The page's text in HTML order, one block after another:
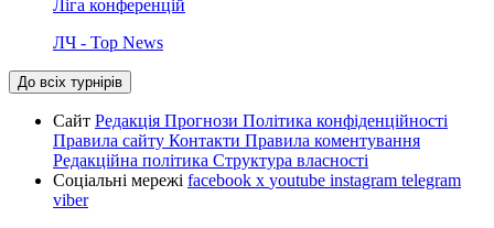
Ліга конференцій
ЛЧ - Top News
До всіх турнірів
Сайт Редакція Прогнози Політика конфіденційності
Правила сайту Контакти Правила коментування
Редакційна політика Структура власності
Соціальні мережі facebook x youtube instagram telegram
viber